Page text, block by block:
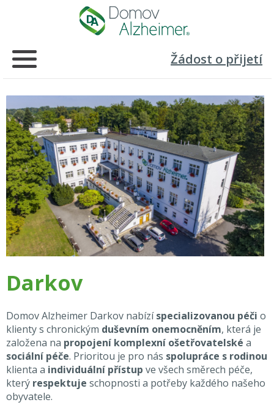
Žádost o přijetí
Darkov
Domov Alzheimer Darkov nabízíspecializovanou péči o
klienty s chronickým duševním onemocněním, která je
založena na propojení komplexní ošetřovatelské a
sociální péče. Prioritou je pro nás spolupráce s rodinou
klienta a individuální přístup ve všech směrech péče,
který respektuje schopnosti a potřeby každého našeho
obyvatele.